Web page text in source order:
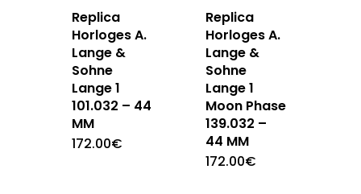
Replica
Horloges A.
Lange &
Sohne
Lange 1
101.032 – 44
MM
172.00€
Replica
Horloges A.
Lange &
Sohne
Lange 1
Moon Phase
139.032 –
44 MM
172.00€